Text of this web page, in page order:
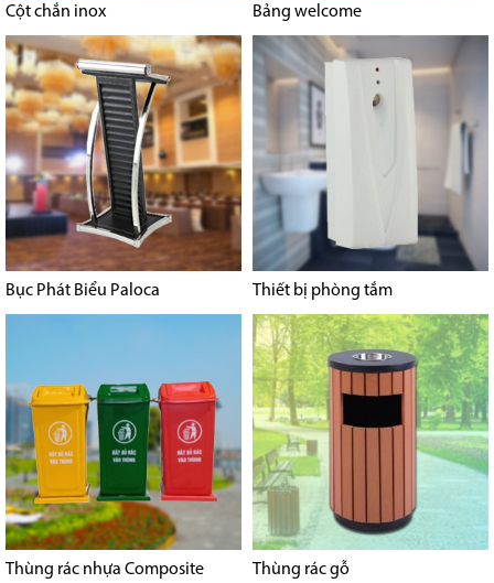
Cột chắn inox Bảng welcome
Bục Phát Biểu Paloca Thiết bị phòng tắm
Thùng rác nhựa Composite Thùng rác gỗ